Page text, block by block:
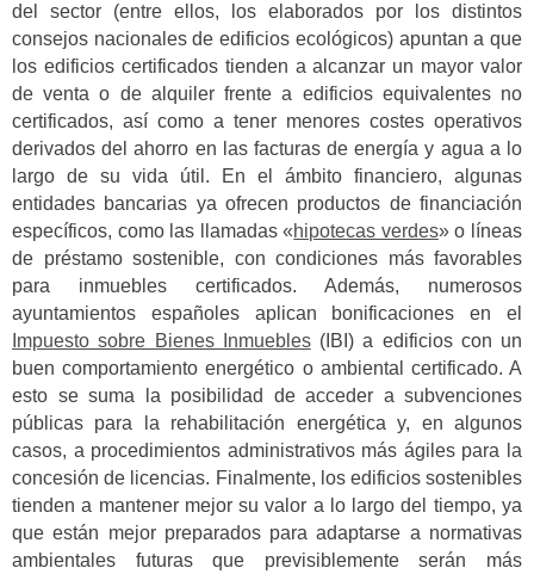
del sector (entre ellos, los elaborados por los distintos
consejos nacionales de edificios ecológicos) apuntan a que
los edificios certificados tienden a alcanzar un mayor valor
de venta o de alquiler frente a edificios equivalentes no
certificados, así como a tener menores costes operativos
derivados del ahorro en las facturas de energía y agua a lo
largo de su vida útil. En el ámbito financiero, algunas
entidades bancarias ya ofrecen productos de financiación
específicos, como las llamadas «hipotecas verdes» o líneas
de préstamo sostenible, con condiciones más favorables
para inmuebles certificados. Además, numerosos
ayuntamientos españoles aplican bonificaciones en el
Impuesto sobre Bienes Inmuebles(IBI) a edificios con un
buen comportamiento energético o ambiental certificado. A
esto se suma la posibilidad de acceder a subvenciones
públicas para la rehabilitación energética y, en algunos
casos, a procedimientos administrativos más ágiles para la
concesión de licencias. Finalmente, los edificios sostenibles
tienden a mantener mejor su valor a lo largo del tiempo, ya
que están mejor preparados para adaptarse a normativas
ambientales futuras que previsiblemente serán más